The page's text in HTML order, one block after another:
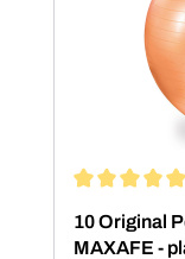
10 Original
MAXAFE -